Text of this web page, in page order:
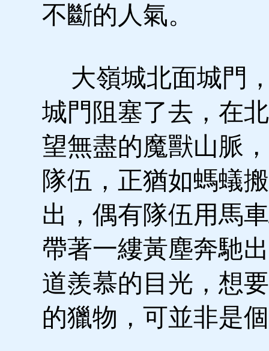
不斷的人氣。
大嶺城北面城門
城門阻塞了去，在
望無盡的魔獸山脈
隊伍，正猶如螞蟻
出，偶有隊伍用馬
帶著一縷黃塵奔馳
道羨慕的目光，想
的獵物，可並非是